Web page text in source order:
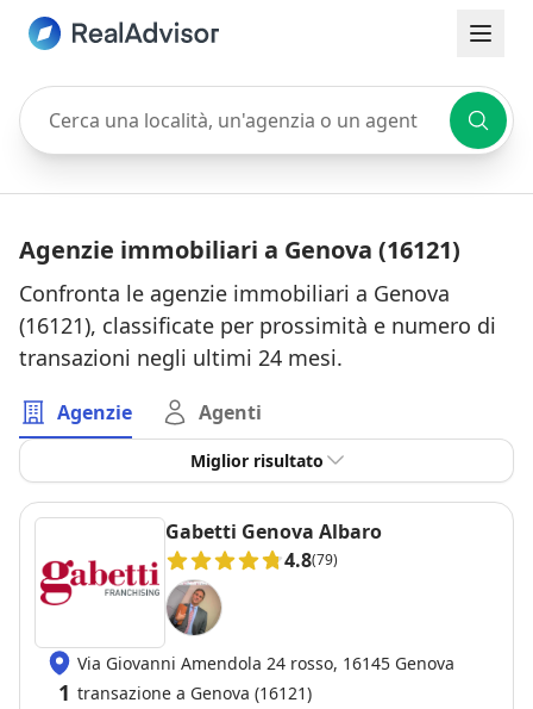
Cerca una località, un'agenzia o un agente
Agenzie immobiliari a Genova (16121)
Confronta le agenzie immobiliari a Genova
(16121), classificate per prossimità e numero di
transazioni negli ultimi 24 mesi.
Agenzie Agenti
Miglior risultato
Gabetti Genova Albaro
4.8(79)
Via Giovanni Amendola 24 rosso, 16145 Genova
1 transazione a Genova (16121)